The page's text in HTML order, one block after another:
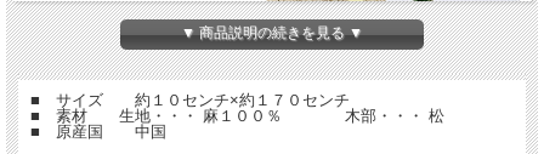
▼ 商品説明の続きを見る ▼
■ サイズ 約１０センチ×約１７０センチ
■ 素材 生地・・・ 麻１００％ 木部・・・ 松
■ 原産国 中国